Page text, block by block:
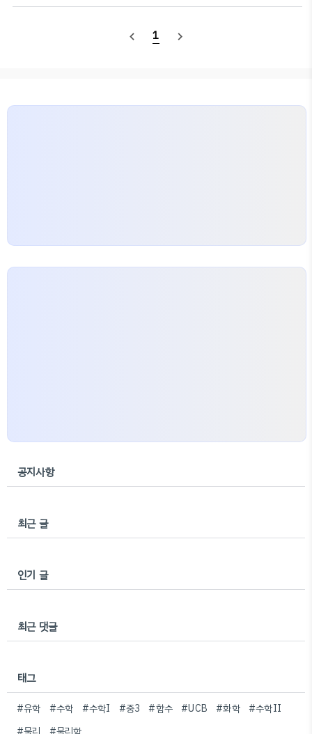
이러한 문제점을 해결하기 위해 여러 가지 대체 방안을 찾
는 경우가 많았는데, 구글에서 제공하는 Firebase
서 제공하는 *.page.link 서브도메인을 무료로 받아서 나
navigate_before 1 navigate_next
공지사항
최근 글
인기 글
최근 댓글
태그
#유학 #수학 #수학I #중3 #함수 #UCB #화학 #수학II